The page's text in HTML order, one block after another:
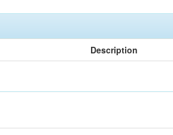
Description